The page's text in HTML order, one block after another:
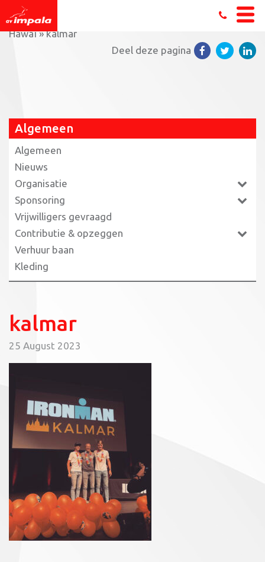
Home»Triathleten kwalificeren zich voor de EK in
Hawaï»kalmar
Deel deze pagina
Algemeen
Algemeen
Nieuws
Organisatie
Sponsoring
Vrijwilligers gevraagd
Contributie & opzeggen
Verhuur baan
Kleding
kalmar
25 August 2023